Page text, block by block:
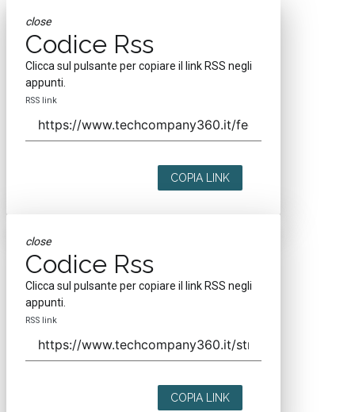
close
Codice Rss
Clicca sul pulsante per copiare il link RSS negli
appunti.
RSS link
COPIA LINK
close
Codice Rss
Clicca sul pulsante per copiare il link RSS negli
appunti.
RSS link
COPIA LINK